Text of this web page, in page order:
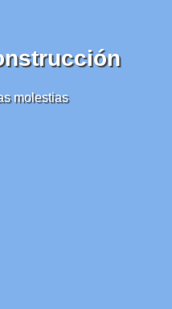
molestias